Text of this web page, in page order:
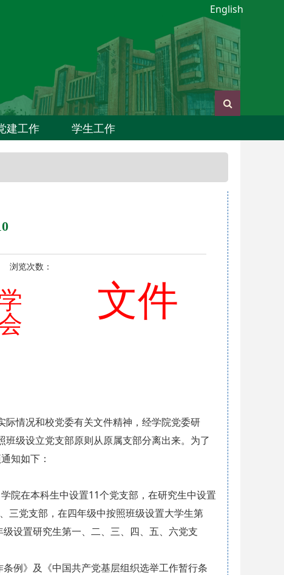
English
建工作 学生工作
览次数：
文件
情况和校党委有关文件精神，经学院党委研
级设立党支部原则从原属支部分离出来。为了
知如下：
院在本科生中设置11个党支部，在研究生中设置
三党支部，在四年级中按照班级设置大学生第
设置研究生第一、二、三、四、五、六党支
例》及《中国共产党基层组织选举工作暂行条